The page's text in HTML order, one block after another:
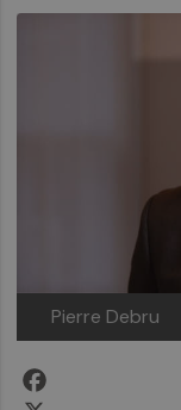
Pierre Debru